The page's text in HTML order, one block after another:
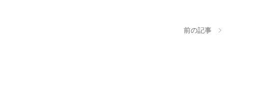
前の記事